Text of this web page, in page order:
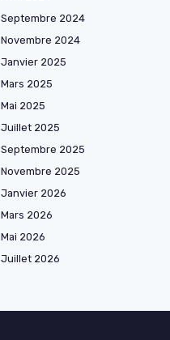
Septembre 2024
Novembre 2024
Janvier 2025
Mars 2025
Mai 2025
Juillet 2025
Septembre 2025
Novembre 2025
Janvier 2026
Mars 2026
Mai 2026
Juillet 2026